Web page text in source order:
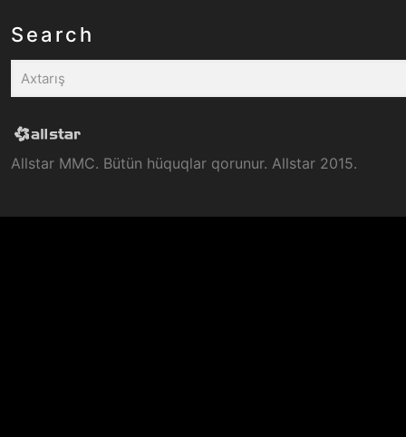
Search
Allstar MMC. Bütün hüquqlar qorunur. Allstar 2015.